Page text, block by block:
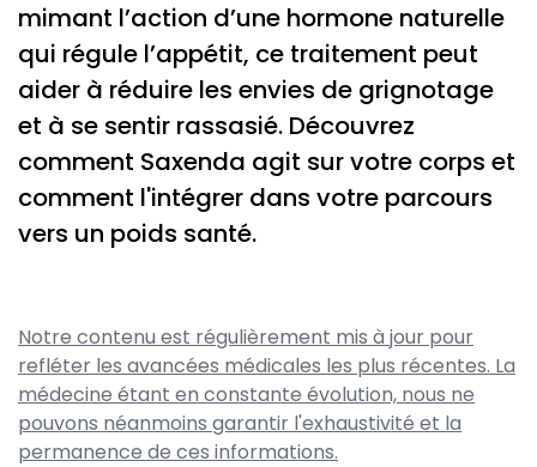
mimant l’action d’une hormone naturelle
qui régule l’appétit, ce traitement peut
aider à réduire les envies de grignotage
et à se sentir rassasié. Découvrez
comment Saxenda agit sur votre corps et
comment l'intégrer dans votre parcours
vers un poids santé.
Notre contenu est régulièrement mis à jour pour
refléter les avancées médicales les plus récentes. La
médecine étant en constante évolution, nous ne
pouvons néanmoins garantir l'exhaustivité et la
permanence de ces informations.